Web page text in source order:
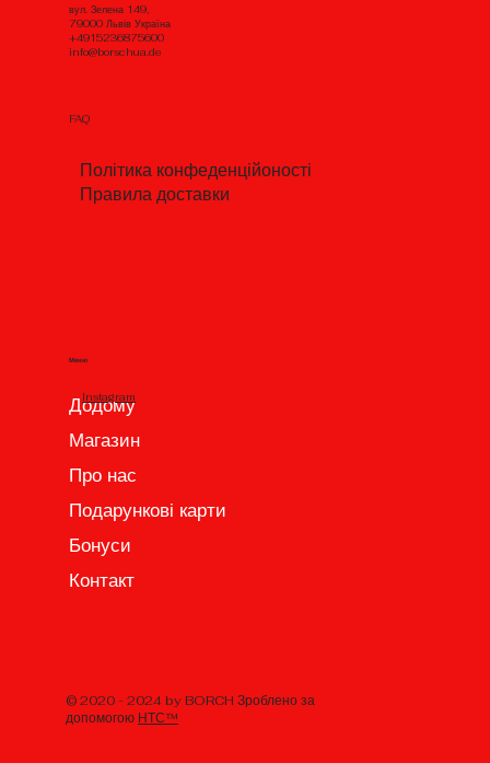
© 2020 - 2024 by BORCH Зроблено за
допомогою НТС™
вул. Зелена 149,
79000 Львів Україна
+4915236875600
info@borschua.de
Меню
Додому
Магазин
Про нас
Подарункові карти
Бонуси
Контакт
FAQ
Політика конфеденційоності
Правила доставки
Instagram